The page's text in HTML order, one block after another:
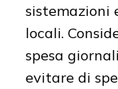
sistemazioni
locali.
spesa
evitare di